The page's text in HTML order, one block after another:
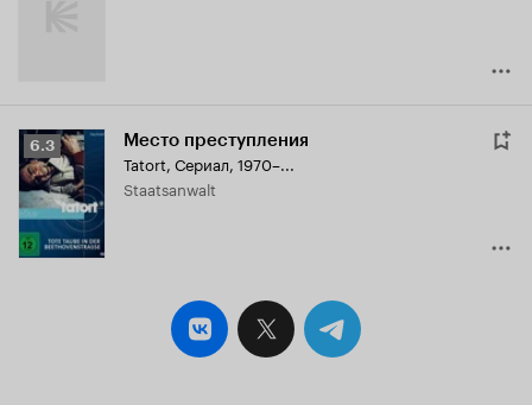
Рейтинг
Кинопоиска
6.3
6.3 Место преступления
Tatort, Сериал, 1970–...
Staatsanwalt